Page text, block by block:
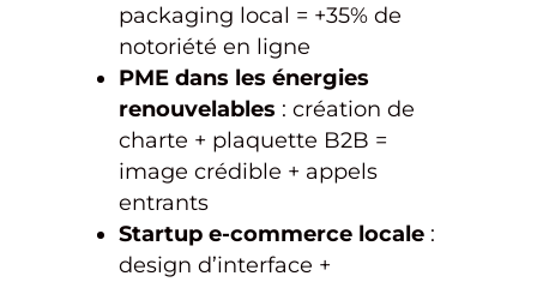
packaging local = +35% de
notoriété en ligne
PME dans les énergies
renouvelables : création de
charte + plaquette B2B =
image crédible + appels
entrants
Startup e-commerce locale:
design d’interface +